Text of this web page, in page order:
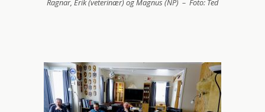
Ragnar, Erik (veterinær) og Magnus (NP) – Foto: Ted